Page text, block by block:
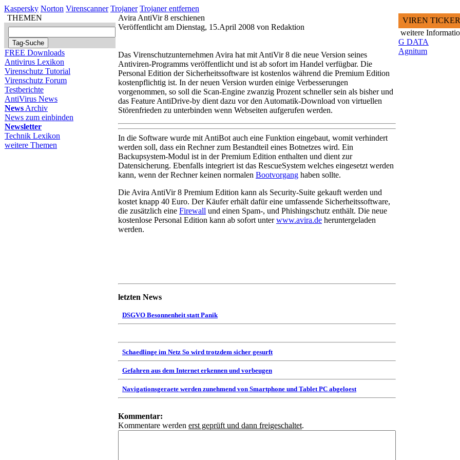
Kaspersky Norton Virenscanner Trojaner Trojaner entfernen
THEMEN
FREE Downloads
Antivirus Lexikon
Virenschutz Tutorial
Virenschutz Forum
Testberichte
AntiVirus News
News Archiv
News zum einbinden
Newsletter
Technik Lexikon
weitere Themen
Avira AntiVir 8 erschienen
Veröffentlicht am Dienstag, 15.April 2008 von Redaktion
Das Virenschutzunternehmen Avira hat mit AntiVir 8 die neue Version seines
Antiviren-Programms veröffentlicht und ist ab sofort im Handel verfügbar. Die
Personal Edition der Sicherheitssoftware ist kostenlos während die Premium Edition
kostenpflichtig ist. In der neuen Version wurden einige Verbesserungen
vorgenommen, so soll die Scan-Engine zwanzig Prozent schneller sein als bisher und
das Feature AntiDrive-by dient dazu vor den Automatik-Download von virtuellen
Störenfrieden zu unterbinden wenn Webseiten aufgerufen werden.
In die Software wurde mit AntiBot auch eine Funktion eingebaut, womit verhindert
werden soll, dass ein Rechner zum Bestandteil eines Botnetzes wird. Ein
Backupsystem-Modul ist in der Premium Edition enthalten und dient zur
Datensicherung. Ebenfalls integriert ist das RescueSystem welches eingesetzt werden
kann, wenn der Rechner keinen normalen Bootvorgang haben sollte.
Die Avira AntiVir 8 Premium Edition kann als Security-Suite gekauft werden und
kostet knapp 40 Euro. Der Käufer erhält dafür eine umfassende Sicherheitssoftware,
die zusätzlich eine Firewall und einen Spam-, und Phishingschutz enthält. Die neue
kostenlose Personal Edition kann ab sofort unterwww.avira.de heruntergeladen
werden.
letzten News
DSGVO Besonnenheit statt Panik
Schaedlinge im Netz So wird trotzdem sicher gesurft
Gefahren aus dem Internet erkennen und vorbeugen
Navigationsgeraete werden zunehmend von Smartphone und Tablet PC abgeloest
Kommentar:
Kommentare werden erst geprüft und dann freigeschaltet.
VIREN TICKER
weitere
G DATA
Agnitum